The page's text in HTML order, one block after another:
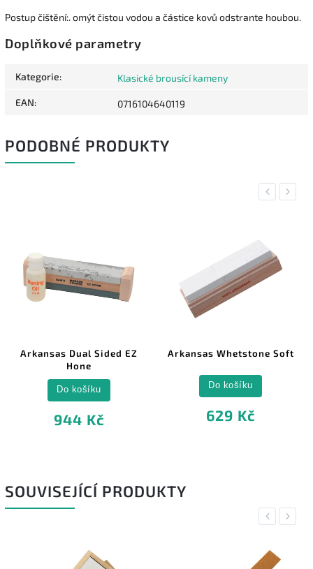
Postup čištění:. omýt čistou vodou a částice kovů odstrante houbou.
Doplňkové parametry
Kategorie: Klasické brousící kameny
EAN: 0716104640119
PODOBNÉ PRODUKTY
Previous
Arkansas Dual Sided EZ
Hone
944 Kč
Do košíku
Arkansas Whetstone Soft
629 Kč
Do košíku
Next
SOUVISEJÍCÍ PRODUKTY
Previous
Next